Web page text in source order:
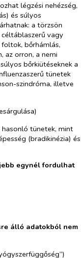
légzési nehézség,
és súlyos
a törzsön
vagy
bőrhámlás,
az orron, a nemi
bőrkiütéseknek a
tünetek
szindróma, illetve
hasonló tünetek, mint
(bradikinézia) és
egynél fordulhat
álló adatokból nem